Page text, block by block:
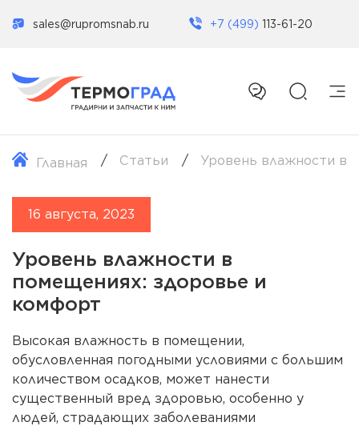
sales@rupromsnab.ru +7 (499) 113-61-20
Главная Статьи Уровень влажности в
16 августа, 2023
Уровень влажности в
помещениях: здоровье и
комфорт
Высокая влажность в помещении,
обусловленная погодными условиями с большим
количеством осадков, может нанести
существенный вред здоровью, особенно у
людей, страдающих заболеваниями